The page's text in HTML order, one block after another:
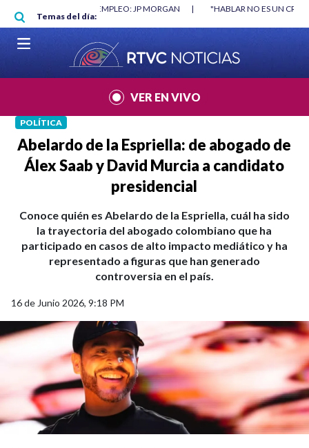
Pasar al contenido principal
Temas del día:
"HABLAR NO ES UN CRIMEN": CARTA DE BETO CORAL |
VER EN VIVO
POLÍTICA
Abelardo de la Espriella: de abogado de
Álex Saab y David Murcia a candidato
presidencial
Conoce quién es Abelardo de la Espriella, cuál ha sido
la trayectoria del abogado colombiano que ha
participado en casos de alto impacto mediático y ha
representado a figuras que han generado
controversia en el país.
16 de Junio 2026, 9:18 PM